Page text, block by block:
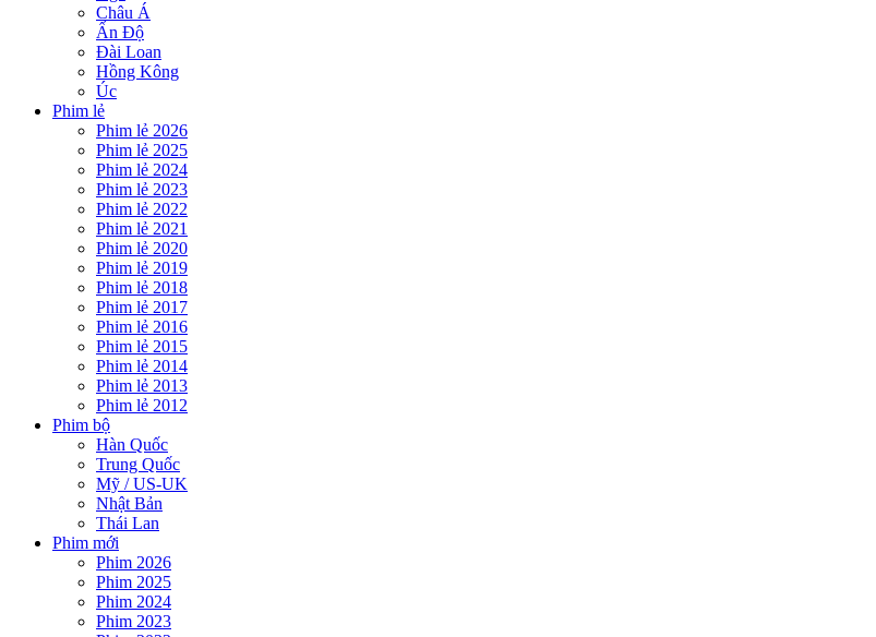
Châu Á
Ấn Độ
Đài Loan
Hồng Kông
Úc
Phim lẻ
Phim lẻ 2026
Phim lẻ 2025
Phim lẻ 2024
Phim lẻ 2023
Phim lẻ 2022
Phim lẻ 2021
Phim lẻ 2020
Phim lẻ 2019
Phim lẻ 2018
Phim lẻ 2017
Phim lẻ 2016
Phim lẻ 2015
Phim lẻ 2014
Phim lẻ 2013
Phim lẻ 2012
Phim bộ
Hàn Quốc
Trung Quốc
Mỹ / US-UK
Nhật Bản
Thái Lan
Phim mới
Phim 2026
Phim 2025
Phim 2024
Phim 2023